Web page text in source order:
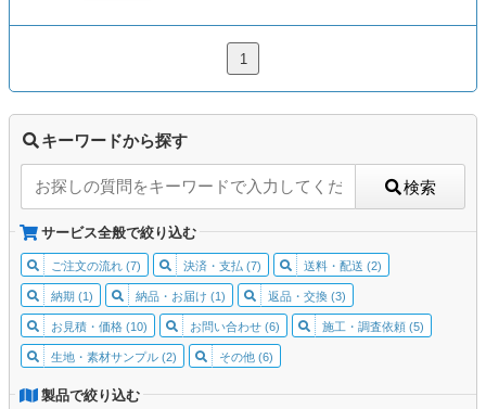
1
キーワードから探す
検索
サービス全般で絞り込む
ご注文の流れ (7) 決済・支払 (7) 送料・配送 (2)
納期 (1) 納品・お届け (1) 返品・交換 (3)
お見積・価格 (10) お問い合わせ (6) 施工・調査依頼 (5)
生地・素材サンプル (2) その他 (6)
製品で絞り込む